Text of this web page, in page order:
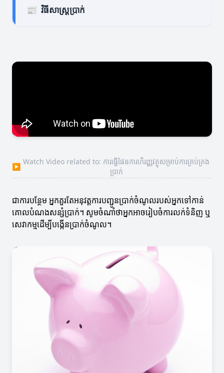
📰 វិធីសាស្ត្រប្រាក់
▶
Watch Video related to: ការធ្វើផែនការហិរញ្ញវត្ថុសម្រាប់ការគ្រប់គ្រង
ប្រាក់
ជាការបន្ថែម អ្នកគួរតែអនុវត្តការបញ្ជូនប្រាក់ចំណូលរបស់អ្នកទៅកាន់
គោលបំណងសន្សំប្រាក់។ សូមចំណាំថាអ្នកអាចរៀបចំការលក់ទំនិញ ឬ
សេវាកម្មដើម្បីបង្កើនប្រាក់ចំណូល។